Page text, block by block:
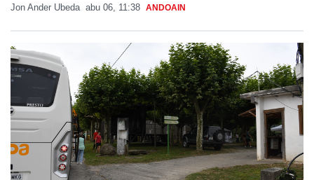
Jon Ander Ubeda abu 06, 11:38 ANDOAIN